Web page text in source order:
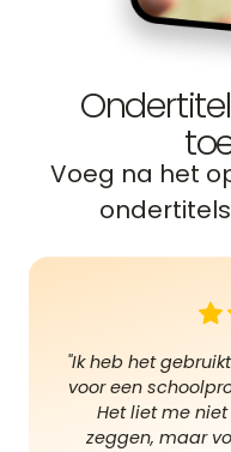
Voeg na het
"Ik heb het
voor een
Het liet me
zeggen, maar